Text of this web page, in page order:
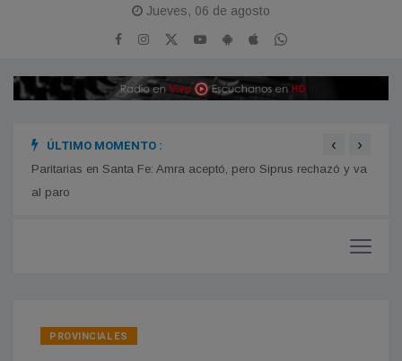
Jueves, 06 de agosto
ÚLTIMO MOMENTO :
Paritarias en Santa Fe: Amra aceptó, pero Siprus rechazó y va
al paro
‹ ›
PROVINCIALES